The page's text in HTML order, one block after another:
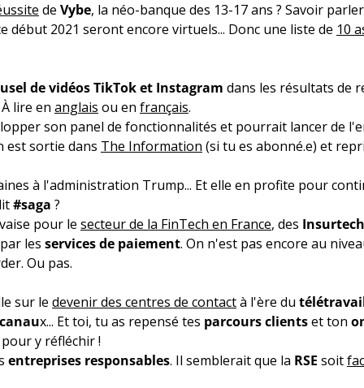
de Vybe, la néo-banque des 13-17 ans ? Savoir
début 2021 seront encore virtuels... Donc une liste de 10
de vidéos TikTok et Instagram dans les résultats de
lire en anglais ou en français.
son panel de fonctionnalités et pourrait lancer de
sortie dans The Information (si tu es abonné.e) et
à l'administration Trump... Et elle en profite pour
#saga ?
pour le secteur de la FinTech en France, des Insurtech
les services de paiement. On n'est pas encore au
Ou pas.
sur le devenir des centres de contactà l'ère du
x... Et toi, tu as repensé tes parcours clientset ton
y réfléchir !
entreprises responsables. Il semblerait que la RSE soit